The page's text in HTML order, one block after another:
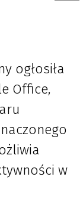
ogłosiła
Office,
w